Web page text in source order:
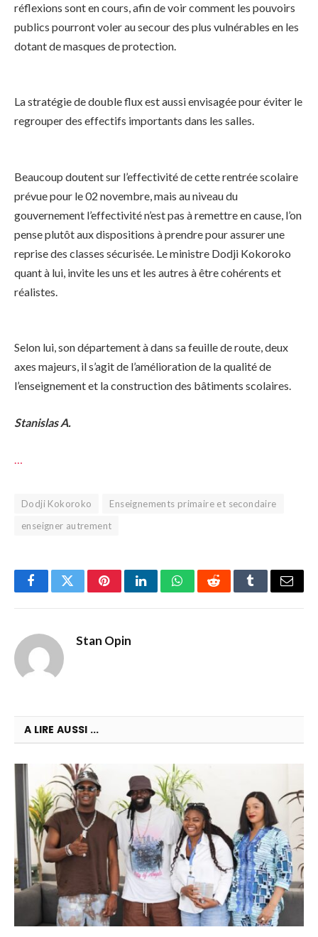
réflexions sont en cours, afin de voir comment les pouvoirs
publics pourront voler au secour des plus vulnérables en les
dotant de masques de protection.
La stratégie de double flux est aussi envisagée pour éviter le
regrouper des effectifs importants dans les salles.
Beaucoup doutent sur l’effectivité de cette rentrée scolaire
prévue pour le 02 novembre, mais au niveau du
gouvernement l’effectivité n’est pas à remettre en cause, l’on
pense plutôt aux dispositions à prendre pour assurer une
reprise des classes sécurisée. Le ministre Dodji Kokoroko
quant à lui, invite les uns et les autres à être cohérents et
réalistes.
Selon lui, son département à dans sa feuille de route, deux
axes majeurs, il s’agit de l’amélioration de la qualité de
l’enseignement et la construction des bâtiments scolaires.
Stanislas A.
Dodji Kokoroko
Enseignements primaire et secondaire
enseigner autrement
FacebookTwitterPinterestLinkedInWhatsAppRedditTumblrEmail
Stan Opin
A LIRE AUSSI ...